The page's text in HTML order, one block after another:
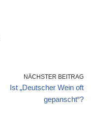
NÄCHSTER BEITRAG
Ist „Deutscher Wein oft
gepanscht“?